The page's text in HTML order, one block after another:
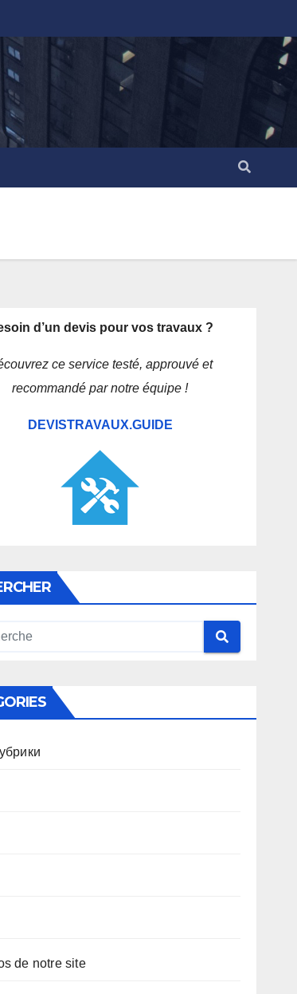
d’un devis pour vos travaux ?
ce service testé, approuvé et
recommandé par notre équipe !
DEVISTRAVAUX.GUIDE
de notre site